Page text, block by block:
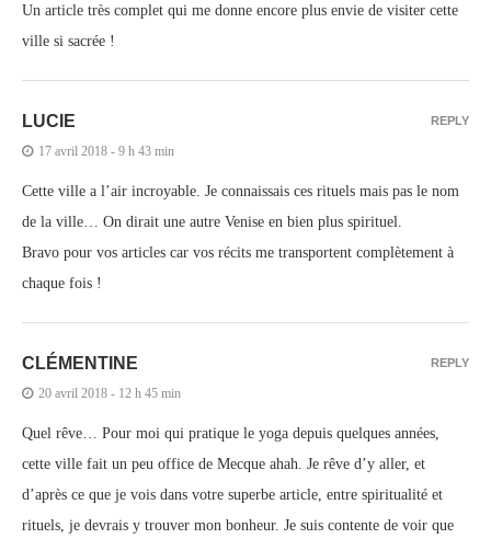
Un article très complet qui me donne encore plus envie de visiter cette
ville si sacrée !
LUCIE
17 avril 2018 - 9 h 43 min
Cette ville a l’air incroyable. Je connaissais ces rituels mais pas le nom
de la ville… On dirait une autre Venise en bien plus spirituel.
Bravo pour vos articles car vos récits me transportent complètement à
chaque fois !
REPLY
CLÉMENTINE
20 avril 2018 - 12 h 45 min
Quel rêve… Pour moi qui pratique le yoga depuis quelques années,
cette ville fait un peu office de Mecque ahah. Je rêve d’y aller, et
d’après ce que je vois dans votre superbe article, entre spiritualité et
rituels, je devrais y trouver mon bonheur. Je suis contente de voir que
REPLY